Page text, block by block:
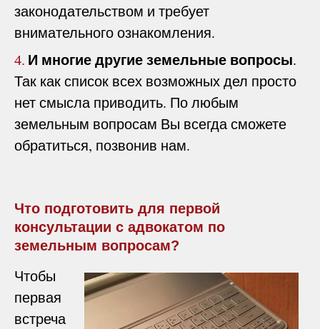
законодательством и требует
внимательного ознакомления.
4. И многие другие земельные вопросы.
Так как список всех возможных дел просто
нет смысла приводить. По любым
земельным вопросам Вы всегда сможете
обратиться, позвонив нам.
Что подготовить для первой
консультации с адвокатом по
земельным вопросам?
Чтобы
первая
встреча